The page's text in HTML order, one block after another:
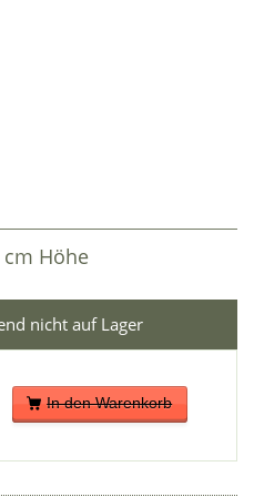
Höhe
In den Warenkorb